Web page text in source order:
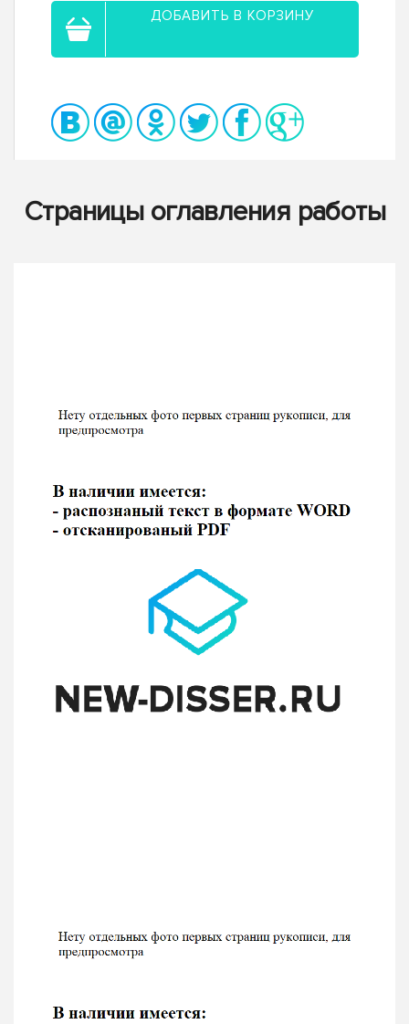
ДОБАВИТЬ В КОРЗИНУ
Страницы оглавления работы